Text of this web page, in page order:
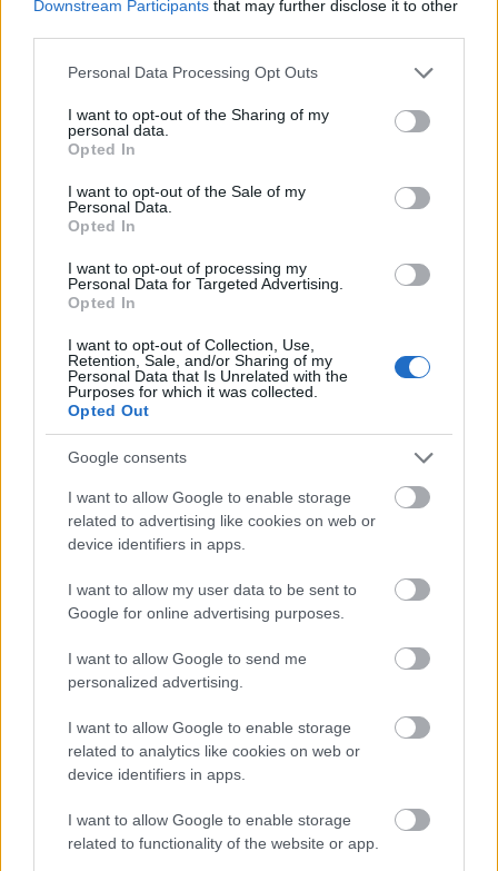
Downstream Participants that may further disclose it to other
Please note that this website/app uses one or more Google
not limited to your visit or usage behaviour. You may click to
grant or deny consent to Google and its third-party tags to
use your data for below specified purposes in below Google
consent section.
Personal Data Processing Opt Outs
I want to opt-out of the Sharing of my
personal data.
Opted In
I want to opt-out of the Sale of my
Personal Data.
Opted In
I want to opt-out of processing my
Personal Data for Targeted Advertising.
Opted In
I want to opt-out of Collection, Use,
Retention, Sale, and/or Sharing of my
Personal Data that Is Unrelated with the
Purposes for which it was collected.
Opted Out
Google consents
I want to allow Google to enable storage
related to advertising like cookies on web or
device identifiers in apps.
I want to allow my user data to be sent to
Google for online advertising purposes.
I want to allow Google to send me
personalized advertising.
I want to allow Google to enable storage
related to analytics like cookies on web or
device identifiers in apps.
I want to allow Google to enable storage
related to functionality of the website or app.
Tata műemlékfelújítás műemlék restaurálás
megújul a tatai Angolkert
A projekt részeként megújulnak a területen található
műemlékek, köztük a különleges Műromok, valamint a közeli
Várkanyarban álló Nepomuki Szent János híd és szobor is.
M1 bővítés: már zajlik a teljesen új
csomópont épül Angyalföldön
Másfélszeresére bővítik
iskoláját
Látványos építési szakasz indult be a
Flórián téri felüljárón
AJÁNLJUK MÉG